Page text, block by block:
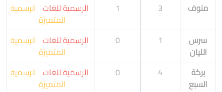
منوف
3
1 الرسمية للغات الرسمية
المتميزة
سرس
الليان
1
0 الرسمية للغات الرسمية
المتميزة
بركة
السبع
4
0 الرسمية للغات الرسمية
المتميزة